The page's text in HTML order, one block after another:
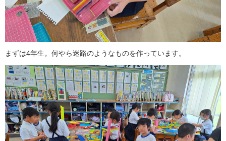
まずは4年生。何やら迷路のようなものを作っています。